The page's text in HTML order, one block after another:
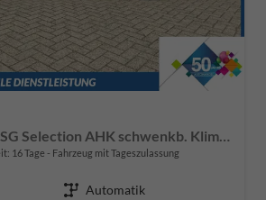
16 Tage Fahrzeug mit Tageszulassung
Getriebe Automatik